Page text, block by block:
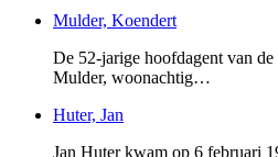
Mulder, Koendert
De 52-jarige hoofdagent van
Mulder, woonachtig…
Huter, Jan
Jan Huter kwam op 6 februari